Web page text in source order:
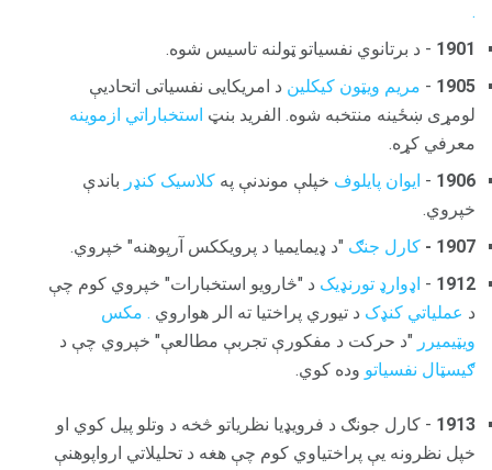
.
1901 - د برتانوي نفسیاتو ټولنه تاسیس شوه.
1905
- مریم ویټون کیکلین د امریکایی نفسیاتی اتحادیې
لومړی ښځینه منتخبه شوه. الفرید بنټ استخباراتي ازموینه
معرفي کړه.
1906
- ایوان پایلوف خپلې موندنې په کلاسیک کنډر باندې
خپروي.
1907 -
کارل جنګ "د ډیمایمیا د پرویککس آرپوهنه" خپروي.
1912
- اډوارډ تورنډیک د "څارویو استخبارات" خپروي کوم چې
د عملیاتي کنډک د تیوري پراختیا ته الر هواروي . مکس
ویټیمیرر "د حرکت د مفکورې تجربې مطالعې" خپروي چې د
ګیسټال نفسیاتو وده کوي.
1913 - کارل جونګ د فرویډیا نظریاتو څخه د وتلو پیل کوي او
خپل نظرونه یې پراختیاوي کوم چې هغه د تحلیلاتي ارواپوهنې